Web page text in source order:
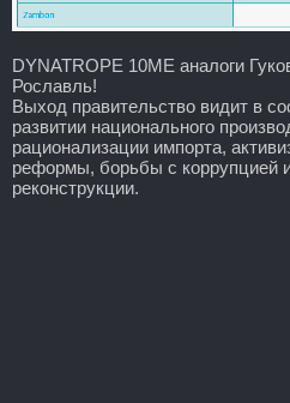
DYNATROPE 10ME аналоги
Рославль!
Выход правительство видит в
развитии национального
рационализации импорта,
реформы, борьбы с коррупцией и
реконструкции.